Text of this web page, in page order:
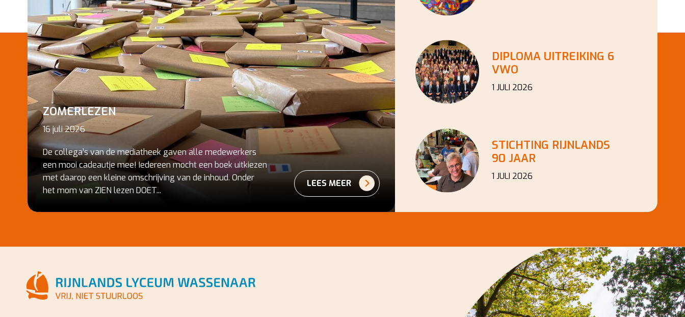
ZOMERLEZEN
16 juli 2026
De collega’s van de mediatheek gaven alle medewerkers
een mooi cadeautje mee! Iedereen mocht een boek uitkiezen
met daarop een kleine omschrijving van de inhoud. Onder
het mom van ZIEN lezen DOET...
LEES MEER
DIPLOMA UITREIKING 6
VWO
1 JULI 2026
STICHTING RIJNLANDS
90 JAAR
1 JULI 2026